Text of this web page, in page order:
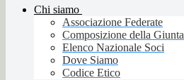
Chi siamo
Associazione Federate
Composizione della Giunta
Elenco Nazionale Soci
Dove Siamo
Codice Etico